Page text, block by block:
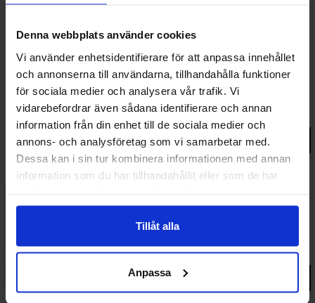
Denna webbplats använder cookies
Vi använder enhetsidentifierare för att anpassa innehållet
och annonserna till användarna, tillhandahålla funktioner
för sociala medier och analysera vår trafik. Vi
vidarebefordrar även sådana identifierare och annan
information från din enhet till de sociala medier och
annons- och analysföretag som vi samarbetar med.
Dessa kan i sin tur kombinera informationen med annan
information som du har tillhandahållit eller som de har
Tillåt alla
Anpassa
Utåtgående sidohängt 3-luft aluminium 2-
glas + karmhylsa monterat på fönster
fr.9 856 kr
Lägsta pris senaste 30 dagarna:9 856 kr
Gå till produkt
Norrland Plus
Vridfönster aluminium 3-glas
fr.8 974 kr